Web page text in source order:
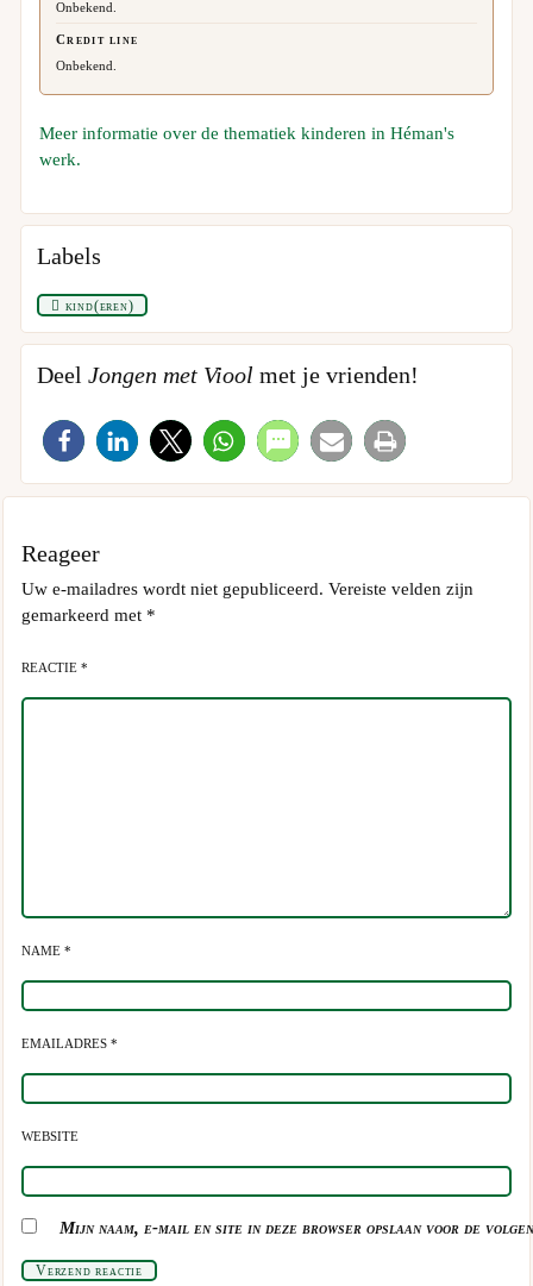
Onbekend.
Credit line
Onbekend.
Meer informatie over de thematiek kinderen in Héman's
werk.
Labels
kind(eren)
DeelJongen met Viool met je vrienden!
Reageer
Uw e-mailadres wordt niet gepubliceerd. Vereiste velden zijn
gemarkeerd met *
REACTIE *
NAME *
EMAILADRES *
WEBSITE
Mijn naam, e-mail en site in deze browser opslaan voor de
Verzend reactie